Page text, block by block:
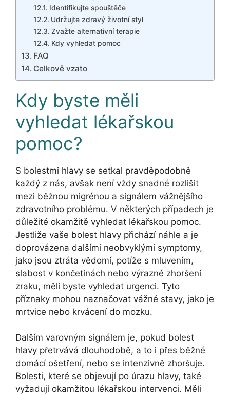
Identifikujte spouštěče
Udržujte zdravý životní styl
Zvažte alternativní terapie
Kdy vyhledat pomoc
FAQ
Celkově vzato
Kdy byste měli
vyhledat lékařskou
pomoc?
S bolestmi hlavy se setkal pravděpodobně
každý z nás, avšak není vždy snadné rozlišit
mezi běžnou migrénou a signálem vážnějšího
zdravotního problému. V některých případech je
důležité okamžitě vyhledat lékařskou pomoc.
Jestliže vaše bolest hlavy přichází náhle a je
doprovázena dalšími neobvyklými symptomy,
jako jsou ztráta vědomí, potíže s mluvením,
slabost v končetinách nebo výrazné zhoršení
zraku, měli byste vyhledat urgenci. Tyto
příznaky mohou naznačovat vážné stavy, jako je
mrtvice nebo krvácení do mozku.
Dalším varovným signálem je, pokud bolest
hlavy přetrvává dlouhodobě, a to i přes běžné
domácí ošetření, nebo se intenzivně zhoršuje.
Bolesti, které se objevují po úrazu hlavy, také
vyžadují okamžitou lékařskou intervenci. Měli